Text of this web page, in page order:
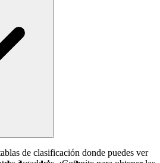
de clasificación donde puedes ver